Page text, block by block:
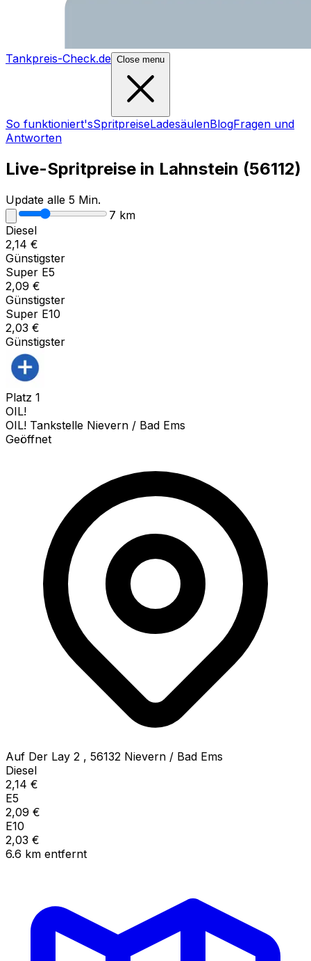
Tankpreis-Check.de Close menu
So funktioniert'sSpritpreiseLadesäulenBlogFragen und
Antworten
Live-Spritpreise in Lahnstein (56112)
Update alle 5 Min.
7 km
Diesel
2,14 €
Günstigster
Super E5
2,09 €
Günstigster
Super E10
2,03 €
Günstigster
Platz 1
OIL!
OIL! Tankstelle Nievern / Bad Ems
Geöffnet
Auf Der Lay 2 , 56132 Nievern / Bad Ems
Diesel
2,14 €
E5
2,09 €
E10
2,03 €
6.6 km entfernt